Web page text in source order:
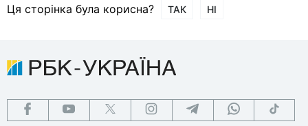
Ця сторінка була корисна? ТАК НІ